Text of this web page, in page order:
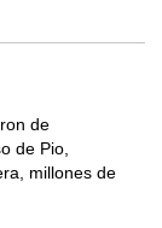
de
de Pio,
millones de